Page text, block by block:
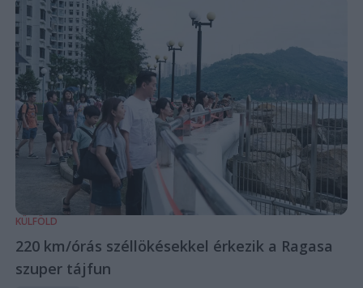
KÜLFÖLD
220 km/órás széllökésekkel érkezik a Ragasa
szuper tájfun